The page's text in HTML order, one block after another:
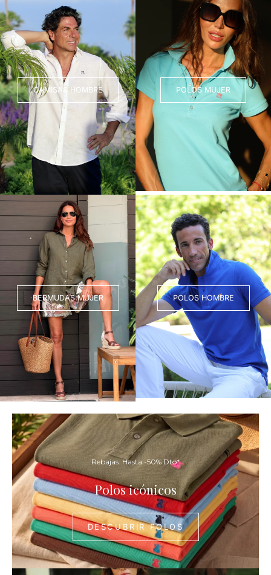
CAMISAS HOMBRE POLOS MUJER
BERMUDAS MUJER POLOS HOMBRE
Rebajas. Hasta -50% Dto*
Polos icónicos
DESCUBRIR POLOS
POLOS